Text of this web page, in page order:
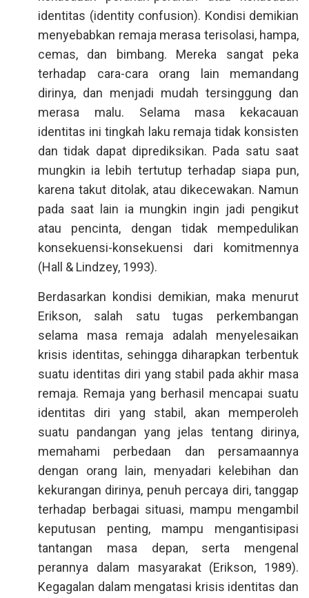
identitas (identity confusion). Kondisi demikian
menyebabkan remaja merasa terisolasi, hampa,
cemas, dan bimbang. Mereka sangat peka
terhadap cara-cara orang lain memandang
dirinya, dan menjadi mudah tersinggung dan
merasa malu. Selama masa kekacauan
identitas ini tingkah laku remaja tidak konsisten
dan tidak dapat diprediksikan. Pada satu saat
mungkin ia lebih tertutup terhadap siapa pun,
karena takut ditolak, atau dikecewakan. Namun
pada saat lain ia mungkin ingin jadi pengikut
atau pencinta, dengan tidak mempedulikan
konsekuensi-konsekuensi dari komitmennya
(Hall & Lindzey, 1993).
Berdasarkan kondisi demikian, maka menurut
Erikson, salah satu tugas perkembangan
selama masa remaja adalah menyelesaikan
krisis identitas, sehingga diharapkan terbentuk
suatu identitas diri yang stabil pada akhir masa
remaja. Remaja yang berhasil mencapai suatu
identitas diri yang stabil, akan memperoleh
suatu pandangan yang jelas tentang dirinya,
memahami perbedaan dan persamaannya
dengan orang lain, menyadari kelebihan dan
kekurangan dirinya, penuh percaya diri, tanggap
terhadap berbagai situasi, mampu mengambil
keputusan penting, mampu mengantisipasi
tantangan masa depan, serta mengenal
perannya dalam masyarakat (Erikson, 1989).
Kegagalan dalam mengatasi krisis identitas dan